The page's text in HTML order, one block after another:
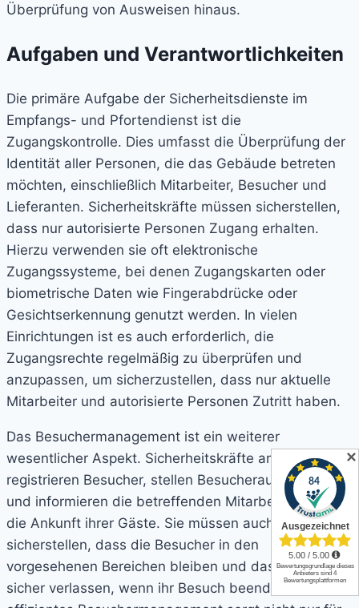
Überprüfung von Ausweisen hinaus.
Aufgaben und Verantwortlichkeiten
Die primäre Aufgabe der Sicherheitsdienste im
Empfangs- und Pfortendienst ist die
Zugangskontrolle. Dies umfasst die Überprüfung der
Identität aller Personen, die das Gebäude betreten
möchten, einschließlich Mitarbeiter, Besucher und
Lieferanten. Sicherheitskräfte müssen sicherstellen,
dass nur autorisierte Personen Zugang erhalten.
Hierzu verwenden sie oft elektronische
Zugangssysteme, bei denen Zugangskarten oder
biometrische Daten wie Fingerabdrücke oder
Gesichtserkennung genutzt werden. In vielen
Einrichtungen ist es auch erforderlich, die
Zugangsrechte regelmäßig zu überprüfen und
anzupassen, um sicherzustellen, dass nur aktuelle
Mitarbeiter und autorisierte Personen Zutritt haben.
Das Besuchermanagement ist ein weiterer
wesentlicher Aspekt. Sicherheitskräfte am Empfang
registrieren Besucher, stellen Besucherausweise aus
und informieren die betreffenden Mitarbeiter über
die Ankunft ihrer Gäste. Sie müssen auch
sicherstellen, dass die Besucher in den
vorgesehenen Bereichen bleiben und das Gebäude
sicher verlassen, wenn ihr Besuch beendet ist. Ein
✕